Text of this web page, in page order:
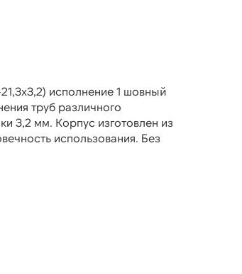
исполнение 1 шовный
труб различного
3,2 мм. Корпус изготовлен из
использования. Без